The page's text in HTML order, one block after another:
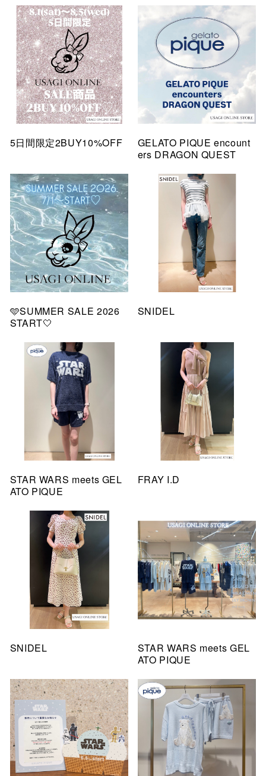
5日間限定2BUY10%OFF
GELATO PIQUE encount
ers DRAGON QUEST
🩵SUMMER SALE 2026
START🤍
SNIDEL
STAR WARS meets GEL
ATO PIQUE
FRAY I.D
SNIDEL
STAR WARS meets GEL
ATO PIQUE